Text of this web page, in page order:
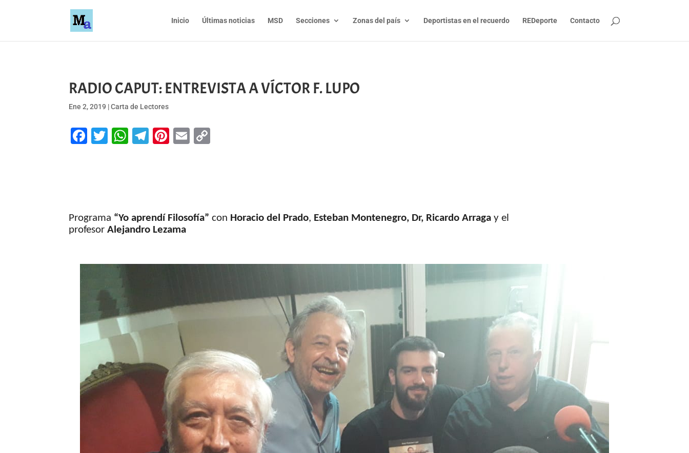
Inicio Últimas noticias MSD Secciones Zonas del país Deportistas en el recuerdo REDeporte Contacto
RADIO CAPUT: ENTREVISTA A VÍCTOR F. LUPO
Ene 2, 2019 |Carta de Lectores
Facebook
Twitter
WhatsApp
Telegram
Pinterest
Email
Programa “Yo aprendí Filosofía” con Horacio del Prado, Esteban Montenegro, Dr, Ricardo Arraga y el
profesorAlejandro Lezama